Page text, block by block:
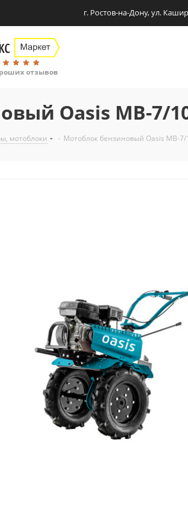
г. Ростов-на-Дону, ул.
отзывов
Oasis MB-7/
мотоблоки - Мотоблок бензиновый Oasis MB-7/